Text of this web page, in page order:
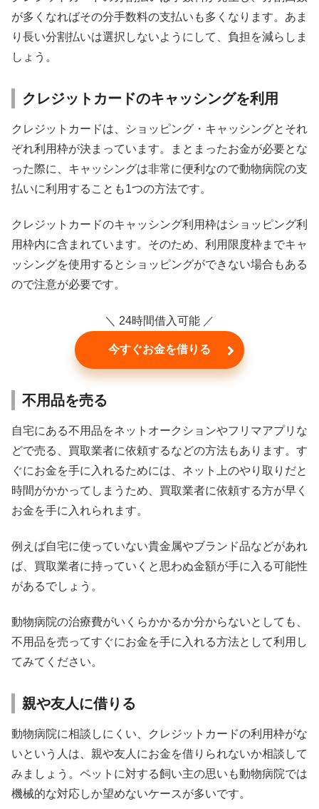
が多くなればその分手数料の支払いも多くなります。あま
り長い分割払いは選択しないようにして、負担を減らしま
しょう。
クレジットカードのキャッシングを利用
クレジットカードは、ショッピング・キャッシングとそれ
ぞれ利用枠が決まっています。まとまったお金が必要とな
った際に、キャッシングは非常に便利なので動物病院の支
払いに利用することも1つの方法です。
クレジットカードのキャッシング利用枠はショッピング利
用枠内に含まれています。そのため、利用限度枠までキャ
ッシングを使用するとショッピングができない場合もある
ので注意が必要です。
＼ 24時間借入可能 ／
今すぐお金を借りる
不用品を売る
自宅にある不用品をネットオークションやフリマアプリな
どで売る、買取業者に依頼するなどの方法もあります。す
ぐにお金を手に入れるためには、ネット上のやり取りだと
時間がかかってしまうため、買取業者に依頼する方が早く
お金を手に入れられます。
例えば自宅に使っていない貴金属やブランド品などがあれ
ば、買取業者に持っていくと思わぬ金額が手に入る可能性
があるでしょう。
動物病院の治療費がいくらかかるか分からないとしても、
不用品を売ってすぐにお金を手に入れる方法として利用し
てみてください。
親や友人に借りる
動物病院に相談しにくい、クレジットカードの利用枠がな
いという人は、親や友人にお金を借りられないか相談して
みましょう。ペットに対する飼い主の思いも動物病院では
機械的な対応しか望めないケースが多いです。